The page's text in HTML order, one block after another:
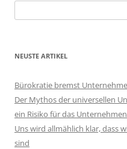
nach:
NEUSTE ARTIKEL
Bürokratie bremst
Der Mythos der universellen
ein Risiko für das
Uns wird allmählich klar, dass
sind